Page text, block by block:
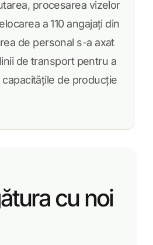
procesarea vizelor
a 110 angajați din
de personal s-a axat
de transport pentru a
de producție
cu noi